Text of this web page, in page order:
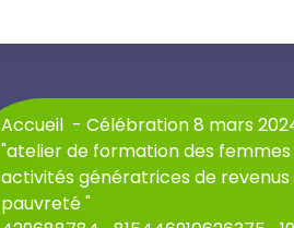
Accueil - Célébration 8 mars
"atelier de formation des femmes
activités génératrices de
pauvreté "